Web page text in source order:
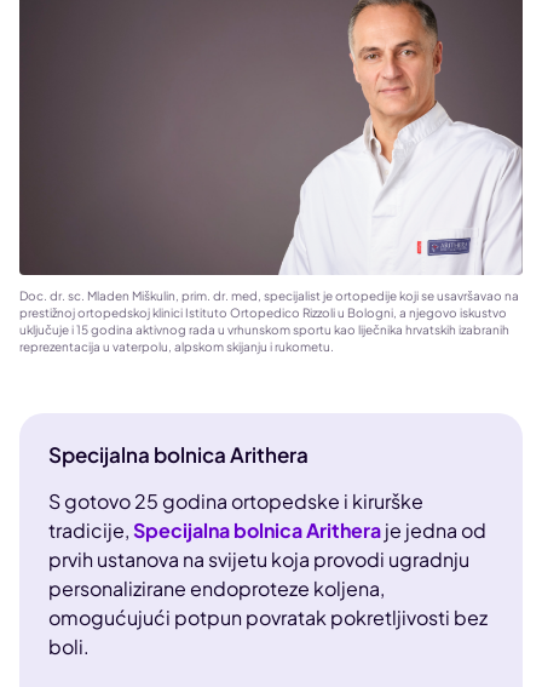
Doc. dr. sc. Mladen Miškulin, prim. dr. med, specijalist je ortopedije koji se usavršavao na
prestižnoj ortopedskoj klinici Istituto Ortopedico Rizzoli u Bologni, a njegovo iskustvo
uključuje i 15 godina aktivnog rada u vrhunskom sportu kao liječnika hrvatskih izabranih
reprezentacija u vaterpolu, alpskom skijanju i rukometu.
Specijalna bolnica Arithera
S gotovo 25 godina ortopedske i kirurške
tradicije,Specijalna bolnica Aritheraje jedna od
prvih ustanova na svijetu koja provodi ugradnju
personalizirane endoproteze koljena,
omogućujući potpun povratak pokretljivosti bez
boli.